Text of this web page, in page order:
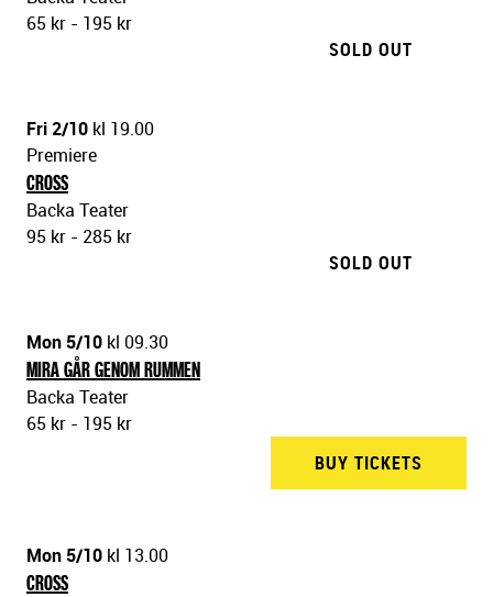
65 kr - 195 kr
SOLD OUT
Fri 2/10 kl 19.00
Premiere
CROSS
Backa Teater
95 kr - 285 kr
SOLD OUT
Mon 5/10 kl 09.30
MIRA GÅR GENOM RUMMEN
Backa Teater
65 kr - 195 kr
BUY TICKETS
Mon 5/10 kl 13.00
CROSS